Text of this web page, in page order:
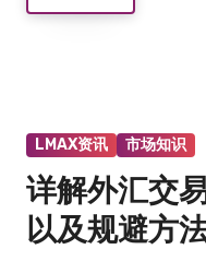
LMAX资讯 市场知识
详解外汇交
以及规避方